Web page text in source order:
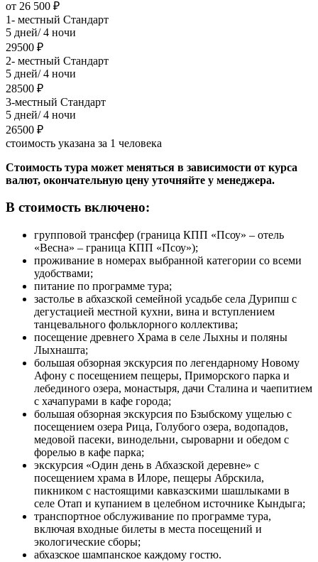
от 26 500 ₽
1- местный Стандарт
5 дней/ 4 ночи
29500 ₽
2- местный Стандарт
5 дней/ 4 ночи
28500 ₽
3-местный Стандарт
5 дней/ 4 ночи
26500 ₽
стоимость указана за 1 человека
Стоимость тура может меняться в зависимости от курса
валют, окончательную цену уточняйте у менеджера.
В стоимость включено:
групповой трансфер (граница КПП «Псоу» – отель
«Весна» – граница КПП «Псоу»);
проживание в номерах выбранной категории со всеми
удобствами;
питание по программе тура;
застолье в абхазской семейной усадьбе села Дурипш с
дегустацией местной кухни, вина и вступлением
танцевального фольклорного коллектива;
посещение древнего Храма в селе Лыхны и поляны
Лыхнашта;
большая обзорная экскурсия по легендарному Новому
Афону с посещением пещеры, Приморского парка и
лебединого озера, монастыря, дачи Сталина и чаепитием
с хачапурами в кафе города;
большая обзорная экскурсия по Бзыбскому ущелью с
посещением озера Рица, Голубого озера, водопадов,
медовой пасеки, винодельни, сыроварни и обедом с
форелью в кафе парка;
экскурсия «Один день в Абхазской деревне» с
посещением храма в Илоре, пещеры Абрскила,
пикником с настоящими кавказскими шашлыками в
селе Отап и купанием в целебном источнике Кындыга;
транспортное обслуживание по программе тура,
включая входные билеты в места посещений и
экологические сборы;
абхазское шампанское каждому гостю.